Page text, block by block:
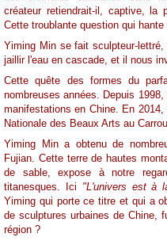
créateur retiendrait-il, captive, la
Cette troublante question qui
Yiming Min se fait sculpteur-
jaillir l'eau en cascade, et il nous
Cette quête des formes du
nombreuses années. Depuis
manifestations en Chine. En
Nationale des Beaux Arts au
Yiming Min a obtenu de
Fujian. Cette terre de hautes
de sable, expose à notre
titanesques. Ici "L'univers est à
Yiming qui porte ce titre et qui a
de sculptures urbaines de Chine,
région ?